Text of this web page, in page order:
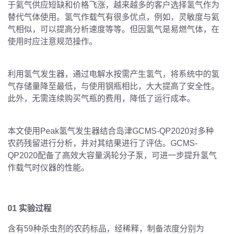
于氦气供应短缺和价格飞涨，越来越多的客户选择氢气作为
替代气体使用。氢气作载气有很多优点，例如，灵敏度与氦
气相似，可以提高分析速度等等。但因氢气是易燃气体，在
使用时应注意规范操作。
利用氢气发生器，通过电解水按需产生氢气，将系统中的氢
气存储量降至最低，与使用钢瓶相比，大大提高了安全性。
此外，无需连续购买气瓶的费用，降低了运行成本。
本文使用Peak氢气发生器结合岛津GCMS-QP2020对多种
农药残留进行分析，并对其结果进行了评估。GCMS-
QP2020配备了高效大容量涡轮分子泵，可进一步提升氢气
作载气时仪器的性能。
01 实验过程
含有59种杀虫剂的农药标品，经稀释，制备浓度分别为